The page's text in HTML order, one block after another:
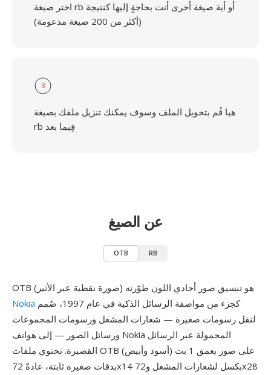
اختر صيغة rb أو أية صيغة أخرى أنت بحاجةٍ إليها كنتيجة
(أكثر من 200 صيغة مدعومة)
3
هيا قُم بتحويل الملف وسوف يمكنك تنزيل ملفك بصيغة
rb فِيما بعد
عن الصيغ
OTB RB
OTB (صورة نقطية عبر الأثير) هو تنسيق صور أحادي اللون طوّرته
Nokia
لنقل رسومات صغيرة — شعارات المشغل ورسومات المجموعات
ورسائل الصور — إلى هواتف Nokia المحمولة عبر الرسائل
القصيرة. تحتوي ملفات OTB على صور بعمق 1 بت (أسود وأبيض)
بدقات صغيرة ثابتة، عادةً 72x14 بكسل لشعارات المشغل و72x28